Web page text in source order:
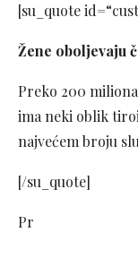
[su_quote
Žene oboljevaju
Preko 200
ima neki oblik
najvećem broju
[/su_quote]
Pr